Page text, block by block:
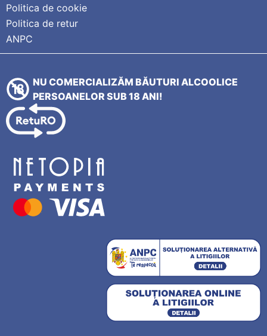
Politica de cookie
Politica de retur
ANPC
NU COMERCIALIZĂM BĂUTURI ALCOOLICE
PERSOANELOR SUB 18 ANI!